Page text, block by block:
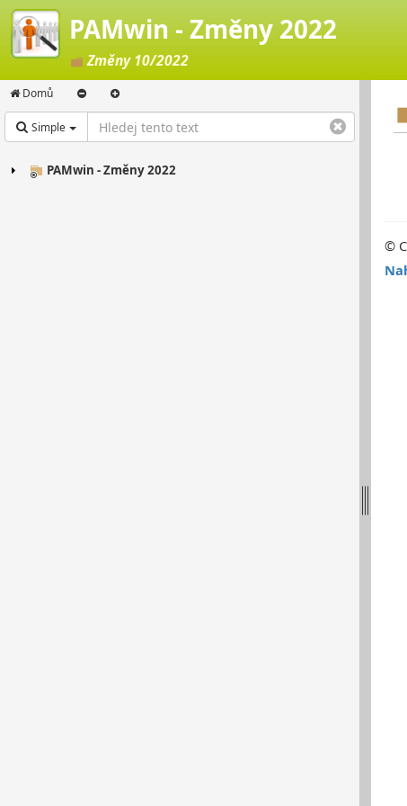
PAMwin - Změny 2022
Změny 10/2022
Domů
Simple
PAMwin - Změny 2022
©